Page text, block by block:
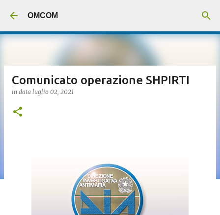
OMCOM
Comunicato operazione SHPIRTI
in data luglio 02, 2021